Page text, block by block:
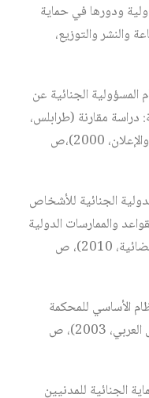
ودورها في حماية
والنشر والتوزيع،
الجنائية عن
دراسة مقارنة (طرابلس،
ليبيا: الدار الجماهيرية للنشر والتوزيع والإعلان، 2000)،ص
الجنائية للأشخاص
والممارسات الدولية
(الشارقة: معهد التدريب والدراسات القضائية، 2010)، ص
الأساسي للمحكمة
الجنائية الدولية (القاهرة: دار المستقبل العربي، 2003)، ص
الجنائية للمدنيين